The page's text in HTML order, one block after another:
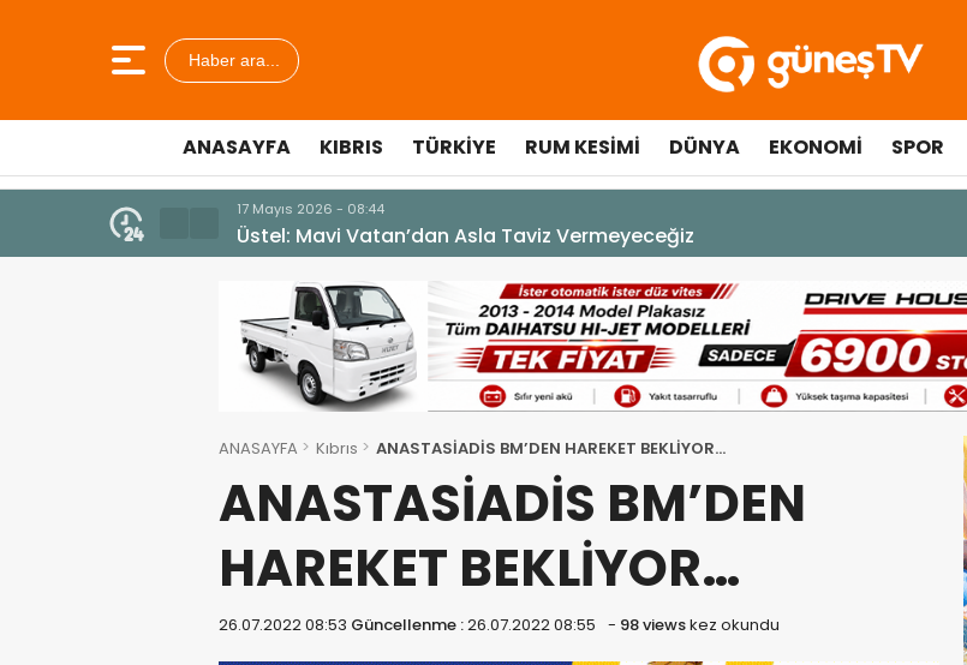
Haber ara...
ANASAYFA KIBRIS TÜRKIYE RUM KESIMI DÜNYA EKONOMI SPOR
10 Temmuz 2026 - 18:49
Cumhurbaşkanı Erhürman sergi açılışında fenalaşarak hastaneye kaldırıldı
ANASAYFA Kıbrıs ANASTASİADİS BM’DEN HAREKET BEKLİYOR…
ANASTASİADİS BM’DEN
HAREKET BEKLİYOR…
26.07.2022 08:53 Güncellenme :26.07.2022 08:55 - 98 viewskez okundu